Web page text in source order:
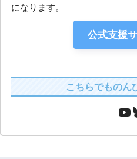
になります。
公式支援
こちらでものん